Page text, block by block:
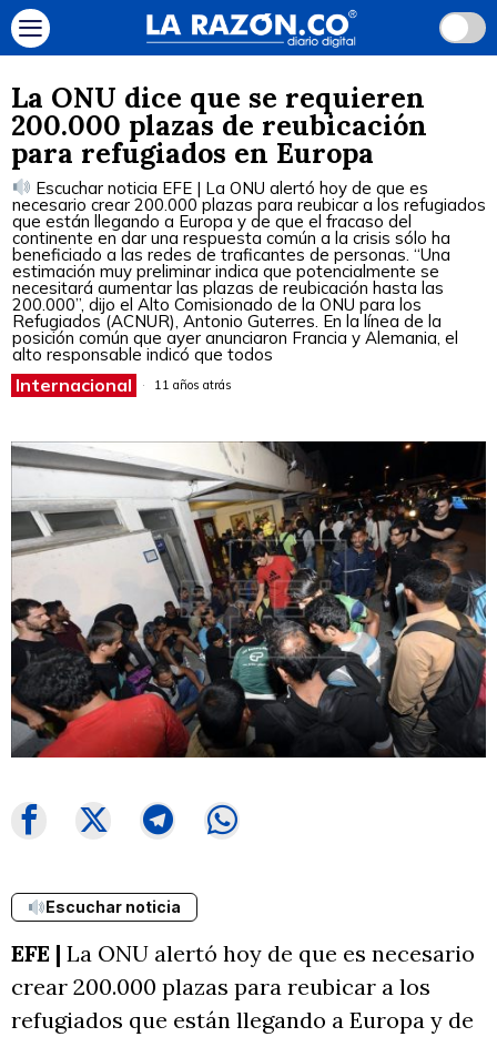
La ONU dice que se requieren
200.000 plazas de reubicación
para refugiados en Europa
Escuchar noticia EFE | La ONU alertó hoy de que es
necesario crear 200.000 plazas para reubicar a los refugiados
que están llegando a Europa y de que el fracaso del
continente en dar una respuesta común a la crisis sólo ha
beneficiado a las redes de traficantes de personas. “Una
estimación muy preliminar indica que potencialmente se
necesitará aumentar las plazas de reubicación hasta las
200.000”, dijo el Alto Comisionado de la ONU para los
Refugiados (ACNUR), Antonio Guterres. En la línea de la
posición común que ayer anunciaron Francia y Alemania, el
alto responsable indicó que todos
Internacional 11 años atrás
Escuchar noticia
EFE | La ONU alertó hoy de que es necesario
crear 200.000 plazas para reubicar a los
refugiados que están llegando a Europa y de